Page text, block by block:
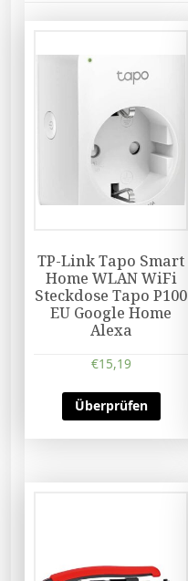
TP-Link Tapo Smart
Home WLAN WiFi
Steckdose Tapo P100
EU Google Home
Alexa
€15,19
Überprüfen